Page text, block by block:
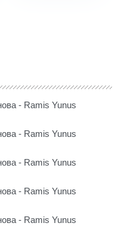
- Ramis Yunus
- Ramis Yunus
- Ramis Yunus
- Ramis Yunus
- Ramis Yunus